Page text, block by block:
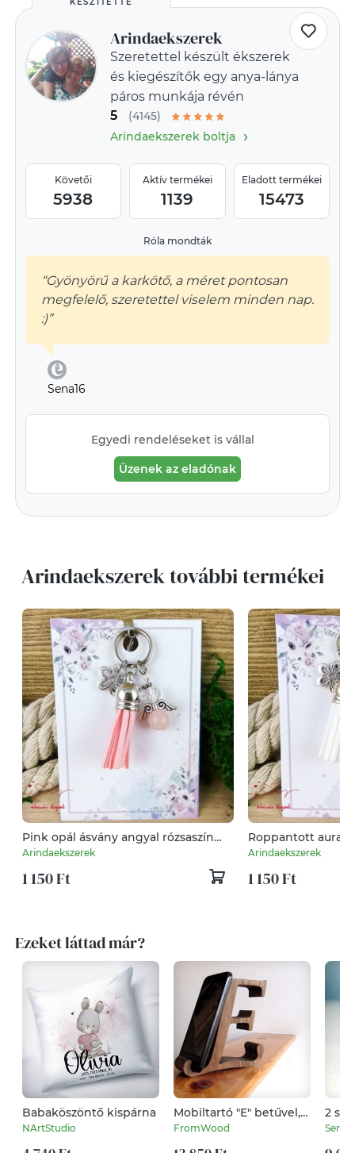
Arindaekszerek
Szeretettel készült ékszerek
és kiegészítők egy anya-lánya
páros munkája révén
5
(4145)
Arindaekszerek boltja›
Követői
5938
Aktív termékei
1139
Eladott termékei
15473
Róla mondták
“Gyönyörű a karkötő, a méret pontosan
megfelelő, szeretettel viselem minden nap.
:)”
Sena16
Egyedi rendeléseket is vállal
Üzenek az eladónak
Arindaekszerek további termékei
Pink opál ásvány angyal rózsaszín
bojttal virággal kulcstartó táskadísz
Arindaekszerek
1 150 Ft
Roppantott
fehér bojttal
Arindaekszerek
1 150 Ft
Ezeket láttad már?
Babaköszöntő kispárna
NArtStudio
Mobiltartó "E" betűvel,
diófából
FromWood
2